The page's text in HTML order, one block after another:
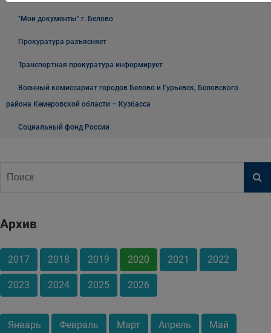
"Мои документы" г. Белово
Прокуратура разъясняет
Транспортная прокуратура информирует
Военный комиссариат городов Белово и Гурьевск, Беловского
района Кемеровской области – Кузбасса
Социальный фонд России
Архив
2017 2018 2019 2020 2021 2022
2023 2024 2025 2026
Январь Февраль Март Апрель Май